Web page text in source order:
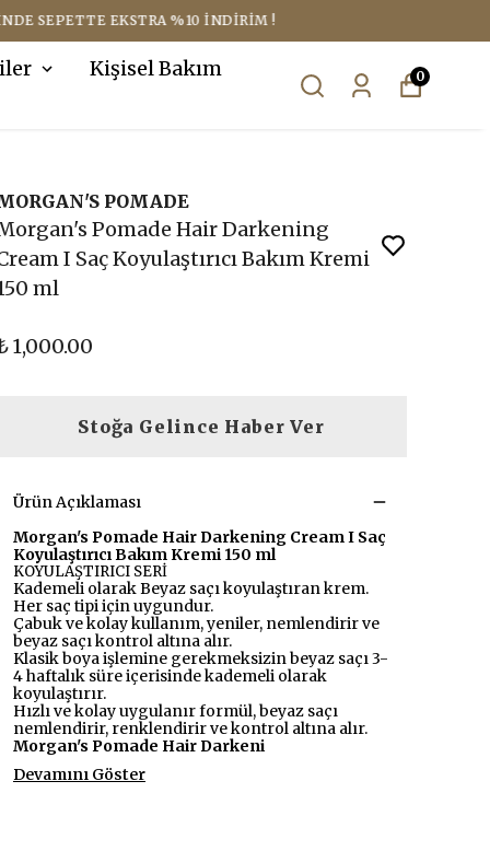
Kişisel Bakım
0
POMADE
Pomade Hair Darkening
I Saç Koyulaştırıcı Bakım Kremi
ml
1,000.00
Stoğa Gelince Haber Ver
Ürün Açıklaması
Morgan's Pomade Hair Darkening Cream I Saç
Koyulaştırıcı Bakım Kremi 150 ml
KOYULAŞTIRICI SERİ
Kademeli olarak Beyaz saçı koyulaştıran krem.
Her saç tipi için uygundur.
Çabuk ve kolay kullanım, yeniler, nemlendirir ve
beyaz saçı kontrol altına alır.
Klasik boya işlemine gerekmeksizin beyaz saçı 3-
4 haftalık süre içerisinde kademeli olarak
koyulaştırır.
Hızlı ve kolay uygulanır formül, beyaz saçı
nemlendirir, renklendirir ve kontrol altına alır.
Morgan's Pomade Hair Darkeni
Devamını Göster